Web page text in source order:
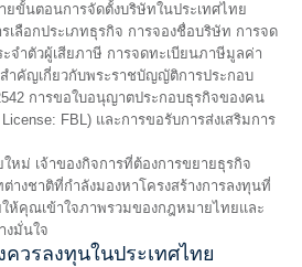
ขั้นตอนการจัดตั้งบริษัทในประเทศไทย
เลือกประเภทธุรกิจ การจองชื่อบริษัท การจด
จำตัวผู้เสียภาษี การจดทะเบียนภาษีมูลค่า
สำคัญเกี่ยวกับพระราชบัญญัติการประกอบ
การขอใบอนุญาตประกอบธุรกิจของคน
FBL) และการขอรับการส่งเสริมการ
หม่ เจ้าของกิจการที่ต้องการขยายธุรกิจ
างชาติที่กำลังมองหาโครงสร้างการลงทุนที่
ห้คุณเข้าใจภาพรวมของกฎหมายไทยและ
งมั่นใจ
วรลงทุนในประเทศไทย